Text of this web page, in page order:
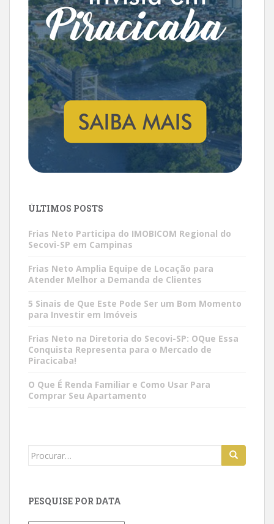
ÚLTIMOS POSTS
Frias Neto Participa do IMOBICOM Regional do
Secovi-SP em Campinas
Frias Neto Amplia Equipe de Locação para
Atender Melhor a Demanda de Clientes
5 Sinais de Que Este Pode Ser um Bom Momento
para Investir em Imóveis
Frias Neto na Diretoria do Secovi-SP: OQue Essa
Conquista Representa para o Mercado de
Piracicaba!
O Que É Renda Familiar e Como Usar Para
Comprar Seu Apartamento
Search
PESQUISE POR DATA